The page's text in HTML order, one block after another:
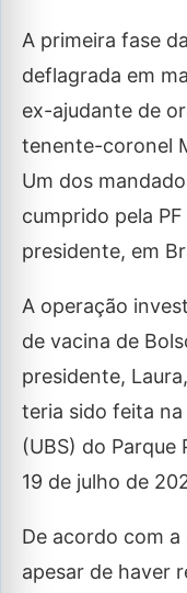
A primeira fase
deflagrada em
ex-ajudante de
tenente-coronel
Um dos
cumprido pela
presidente, em
A operação
de vacina de
presidente,
teria sido feita na
(UBS) do Parque
19 de julho de
De acordo com a
apesar de haver